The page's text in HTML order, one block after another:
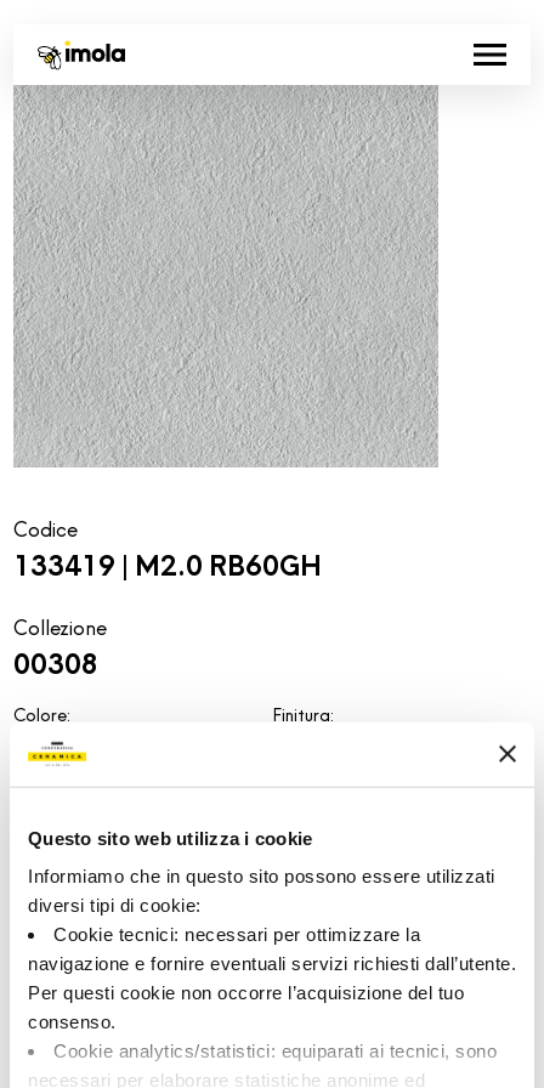
Questo sito web utilizza i cookie
Informiamo che in questo sito possono essere utilizzati
diversi tipi di cookie:
Cookie tecnici: necessari per ottimizzare la
navigazione e fornire eventuali servizi richiesti dall’utente.
Per questi cookie non occorre l’acquisizione del tuo
consenso.
Cookie analytics/statistici: equiparati ai tecnici, sono
necessari per elaborare statistiche anonime ed
Codice
133419 | M2.0 RB60GH
Collezione
00308
Colore:
Ghiaccio
Formato:
Finitura:
Stonalizzazione: